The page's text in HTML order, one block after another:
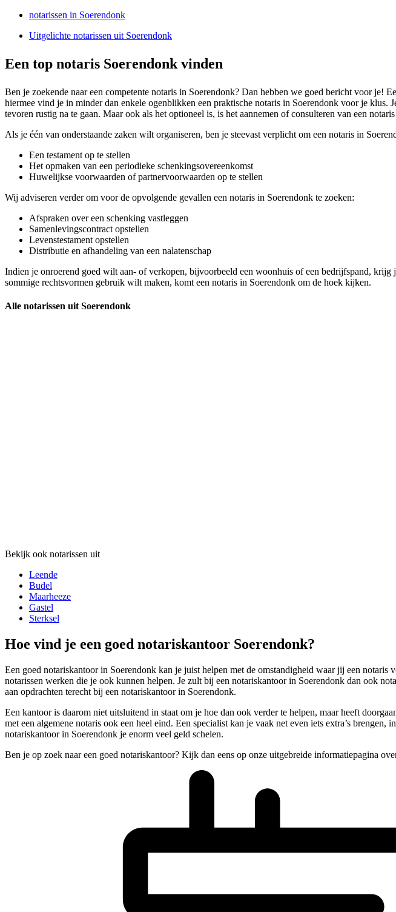
notarissen in Soerendonk
Uitgelichte notarissen uit Soerendonk
Een top notaris Soerendonk vinden
Ben je zoekende naar een competente notaris in Soerendonk? Dan hebben we goed bericht voor
hiermee vind je in minder dan enkele ogenblikken een praktische notaris in Soerendonk voor je
tevoren rustig na te gaan. Maar ook als het optioneel is, is het aannemen of consulteren van een
Als je één van onderstaande zaken wilt organiseren, ben je steevast verplicht om een notaris in
Een testament op te stellen
Het opmaken van een periodieke schenkingsovereenkomst
Huwelijkse voorwaarden of partnervoorwaarden op te stellen
Wij adviseren verder om voor de opvolgende gevallen een notaris in Soerendonk te zoeken:
Afspraken over een schenking vastleggen
Samenlevingscontract opstellen
Levenstestament opstellen
Distributie en afhandeling van een nalatenschap
Indien je onroerend goed wilt aan- of verkopen, bijvoorbeeld een woonhuis of een bedrijfspand,
sommige rechtsvormen gebruik wilt maken, komt een notaris in Soerendonk om de hoek kijken.
Alle notarissen uit Soerendonk
Bekijk ook notarissen uit
Leende
Budel
Maarheeze
Gastel
Sterksel
Hoe vind je een goed notariskantoor Soerendonk?
Een goed notariskantoor in Soerendonk kan je juist helpen met de omstandigheid waar jij een
notarissen werken die je ook kunnen helpen. Je zult bij een notariskantoor in Soerendonk dan ook
aan opdrachten terecht bij een notariskantoor in Soerendonk.
Een kantoor is daarom niet uitsluitend in staat om je hoe dan ook verder te helpen, maar heeft
met een algemene notaris ook een heel eind. Een specialist kan je vaak net even iets extra’s
notariskantoor in Soerendonk je enorm veel geld schelen.
Ben je op zoek naar een goed notariskantoor? Kijk dan eens op onze uitgebreide informatiepagina